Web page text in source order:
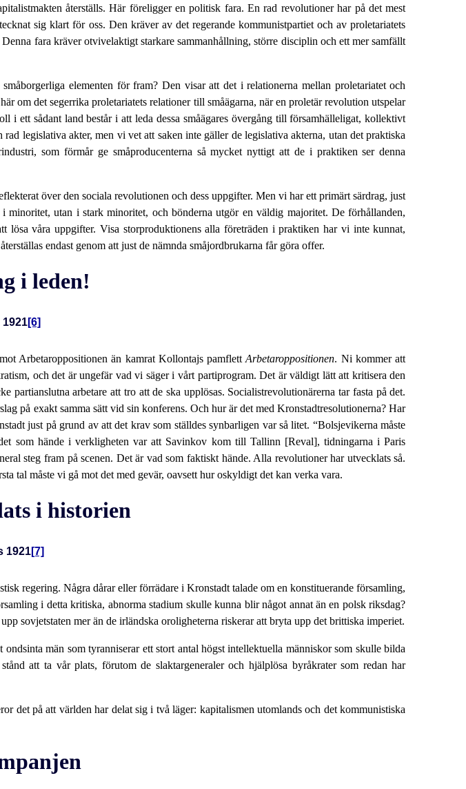
återställs. Här föreligger en politisk fara. En rad revolutioner har på det mest
sig klart för oss. Den kräver av det regerande kommunistpartiet och av proletariatets
fara kräver otvivelaktigt starkare sammanhållning, större disciplin och ett mer samfällt
elementen för fram? Den visar att det i relationerna mellan proletariatet och
om det segerrika proletariatets relationer till småägarna, när en proletär revolution utspelar
ett sådant land består i att leda dessa småägares övergång till församhälleligat, kollektivt
legislativa akter, men vi vet att saken inte gäller de legislativa akterna, utan det praktiska
som förmår ge småproducenterna så mycket nyttigt att de i praktiken ser denna
över den sociala revolutionen och dess uppgifter. Men vi har ett primärt särdrag, just
utan i stark minoritet, och bönderna utgör en väldig majoritet. De förhållanden,
våra uppgifter. Visa storproduktionens alla företräden i praktiken har vi inte kunnat,
endast genom att just de nämnda småjordbrukarna får göra offer.
i leden!
1921[6]
Arbetaroppositionen än kamrat Kollontajs pamflettArbetaroppositionen. Ni kommer att
och det är ungefär vad vi säger i vårt partiprogram. Det är väldigt lätt att kritisera den
arbetare att tro att de ska upplösas. Socialistrevolutionärerna tar fasta på det.
på exakt samma sätt vid sin konferens. Och hur är det med Kronstadtresolutionerna? Har
just på grund av att det krav som ställdes synbarligen var så litet. “Bolsjevikerna måste
som hände i verkligheten var att Savinkov kom till Tallinn [Reval], tidningarna i Paris
steg fram på scenen. Det är vad som faktiskt hände. Alla revolutioner har utvecklats så.
tal måste vi gå mot det med gevär, oavsett hur oskyldigt det kan verka vara.
i historien
1921[7]
regering. Några dårar eller förrädare i Kronstadt talade om en konstituerande församling,
i detta kritiska, abnorma stadium skulle kunna blir något annat än en polsk riksdag?
sovjetstaten mer än de irländska oroligheterna riskerar att bryta upp det brittiska imperiet.
män som tyranniserar ett stort antal högst intellektuella människor som skulle bilda
att ta vår plats, förutom de slaktargeneraler och hjälplösa byråkrater som redan har
det på att världen har delat sig i två läger: kapitalismen utomlands och det kommunistiska